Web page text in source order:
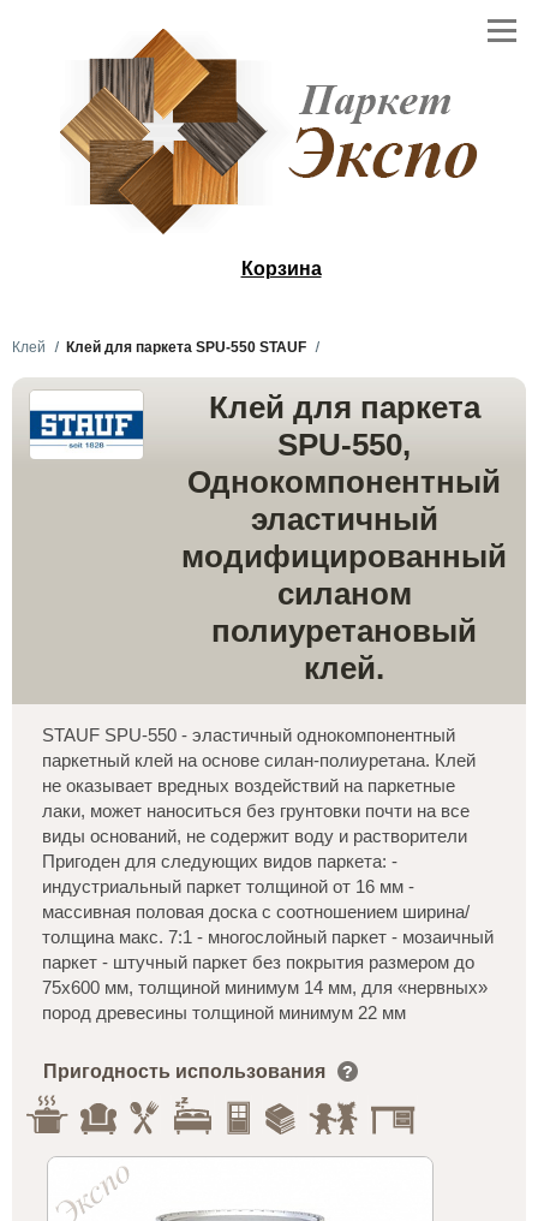
Корзина
Клей Клей для паркета SPU-550 STAUF
Клей для паркета
SPU-550,
Однокомпонентный
эластичный
модифицированный
силаном
полиуретановый
клей.
STAUF SPU-550 - эластичный однокомпонентный
паркетный клей на основе силан-полиуретана. Клей
не оказывает вредных воздействий на паркетные
лаки, может наноситься без грунтовки почти на все
виды оснований, не содержит воду и растворители
Пригоден для следующих видов паркета: -
индустриальный паркет толщиной от 16 мм -
массивная половая доска с соотношением ширина/
толщина макс. 7:1 - многослойный паркет - мозаичный
паркет - штучный паркет без покрытия размером до
75х600 мм, толщиной минимум 14 мм, для «нервных»
пород древесины толщиной минимум 22 мм
Пригодность использования